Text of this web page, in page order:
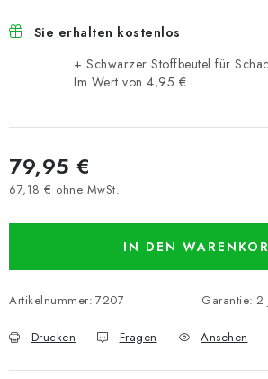
Sie erhalten kostenlos
+ Schwarzer Stoffbeutel für
Im Wert von 4,95 €
79,95 €
67,18 € ohne MwSt.
IN DEN
Artikelnummer: 7207 Garantie: 2
Drucken Fragen Ansehen